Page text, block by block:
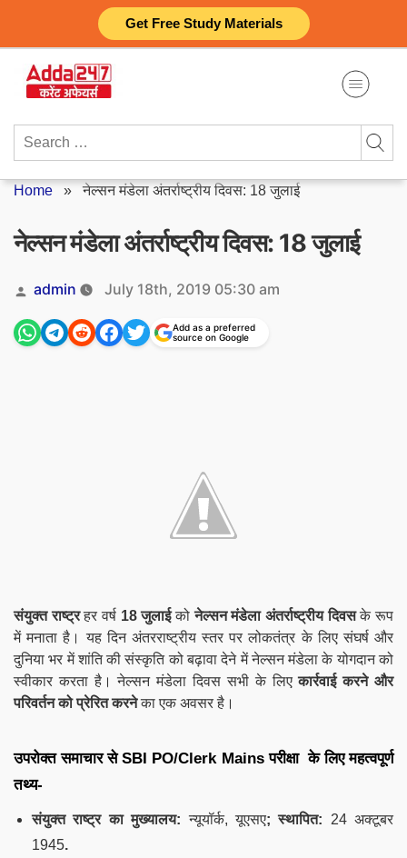
Get Free Study Materials
content
Search
Home »नेल्सन मंडेला अंतर्राष्ट्रीय दिवस: 18 जुलाई
नेल्सन मंडेला अंतर्राष्ट्रीय दिवस: 18 जुलाई
Posted
by
admin July 18th, 2019 05:30 am
Add as a preferred
source on Google
संयुक्त राष्ट्रहर वर्ष 18 जुलाईको नेल्सन मंडेला अंतर्राष्ट्रीय दिवसके रूप
में मनाता है। यह दिन अंतरराष्ट्रीय स्तर पर लोकतंत्र के लिए संघर्ष और
दुनिया भर में शांति की संस्कृति को बढ़ावा देने में नेल्सन मंडेला के योगदान को
स्वीकार करता है। नेल्सन मंडेला दिवस सभी के लिएकार्रवाई करने और
परिवर्तन को प्रेरित करनेका एक अवसर है।
उपरोक्त समाचार से SBI PO/Clerk Mains परीक्षा के लिए महत्वपूर्ण
तथ्य-
संयुक्त राष्ट्र का मुख्यालय:न्यूयॉर्क, यूएसए; स्थापित: 24 अक्टूबर
1945.